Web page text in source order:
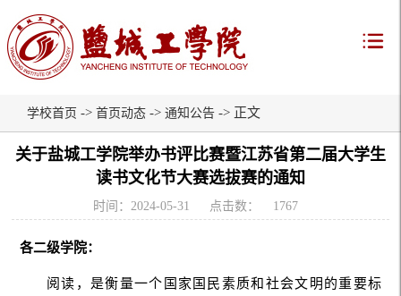
学校首页 -> 首页动态 -> 通知公告 -> 正文
关于盐城工学院举办书评比赛暨江苏省第二届大学生
读书文化节大赛选拔赛的通知
时间：2024-05-31 点击数： 1767
各二级学院：
阅读，是衡量一个国家国民素质和社会文明的重要标